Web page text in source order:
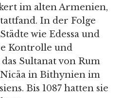
im alten Armenien,
In der Folge
wie Edessa und
Kontrolle und
Sultanat von Rum
in Bithynien im
Bis 1087 hatten sie